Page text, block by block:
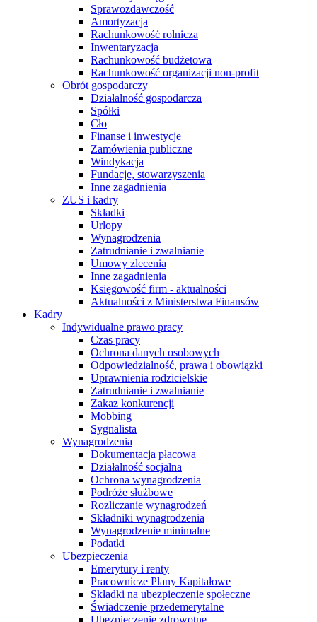
Sprawozdawczość
Amortyzacja
Rachunkowość rolnicza
Inwentaryzacja
Rachunkowość budżetowa
Rachunkowość organizacji non-profit
Obrót gospodarczy
Działalność gospodarcza
Spółki
Cło
Finanse i inwestycje
Zamówienia publiczne
Windykacja
Fundacje, stowarzyszenia
Inne zagadnienia
ZUS i kadry
Składki
Urlopy
Wynagrodzenia
Zatrudnianie i zwalnianie
Umowy zlecenia
Inne zagadnienia
Księgowość firm - aktualności
Aktualności z Ministerstwa Finansów
Kadry
Indywidualne prawo pracy
Czas pracy
Ochrona danych osobowych
Odpowiedzialność, prawa i obowiązki
Uprawnienia rodzicielskie
Zatrudnianie i zwalnianie
Zakaz konkurencji
Mobbing
Sygnalista
Wynagrodzenia
Dokumentacja płacowa
Działalność socjalna
Ochrona wynagrodzenia
Podróże służbowe
Rozliczanie wynagrodzeń
Składniki wynagrodzenia
Wynagrodzenie minimalne
Podatki
Ubezpieczenia
Emerytury i renty
Pracownicze Plany Kapitałowe
Składki na ubezpieczenie społeczne
Świadczenie przedemerytalne
Ubezpieczenie zdrowotne